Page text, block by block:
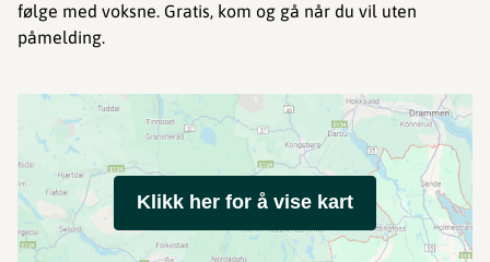
følge med voksne. Gratis, kom og gå når du vil uten
påmelding.
Klikk her for å vise kart